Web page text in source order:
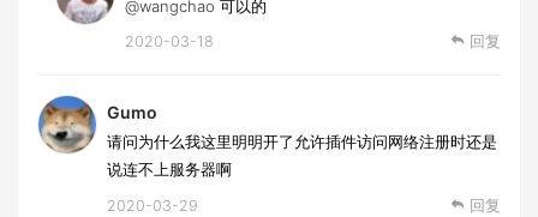
@wangchao 可以的
2020-03-18 回复
Gumo
请问为什么我这里明明开了允许插件访问网络注册时还是
说连不上服务器啊
2020-03-29 回复